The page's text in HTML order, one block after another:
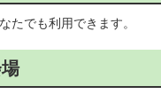
たでも利用できます。